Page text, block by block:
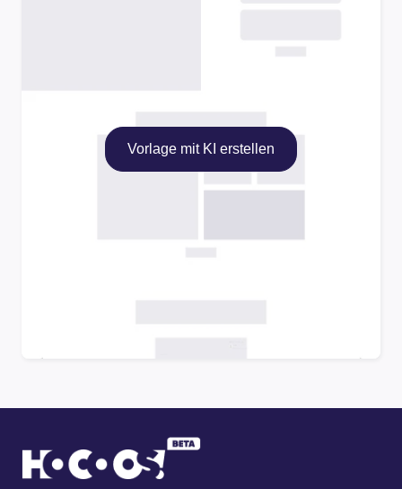
Vorlage mit KI erstellen